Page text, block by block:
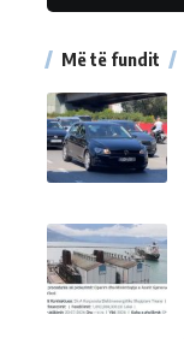
Më të fundit